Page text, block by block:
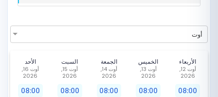
أوت
الأحد
أوت 16,
2026
08:00
السبت
أوت 15,
2026
08:00
الجمعة
أوت 14,
2026
08:00
الخميس
أوت 13,
2026
08:00
الأربعاء
أوت 12,
2026
08:00